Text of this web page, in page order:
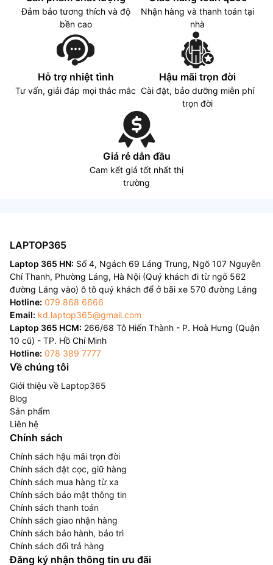
Đảm bảo tương thích và độ
bền cao
Nhận hàng và thanh toán tại
nhà
Hỗ trợ nhiệt tình
Tư vấn, giải đáp mọi thắc mắc
Hậu mãi trọn đời
Cài đặt, bảo dưỡng miễn phí
trọn đời
Giá rẻ dẫn đầu
Cam kết giá tốt nhất thị
trường
LAPTOP365
Laptop 365 HN: Số 4, Ngách 69 Láng Trung, Ngõ 107 Nguyễn
Chí Thanh, Phường Láng, Hà Nội (Quý khách đi từ ngõ 562
đường Láng vào) ô tô quý khách để ở bãi xe 570 đường Láng
Hotline: 079 868 6666
Email: kd.laptop365@gmail.com
Laptop 365 HCM: 266/68 Tô Hiến Thành - P. Hoà Hưng (Quận
10 cũ) - TP. Hồ Chí Minh
Hotline: 078 389 7777
Về chúng tôi
Giới thiệu về Laptop365
Blog
Sản phẩm
Liên hệ
Chính sách
Chính sách hậu mãi trọn đời
Chính sách đặt cọc, giữ hàng
Chính sách mua hàng từ xa
Chính sách bảo mật thông tin
Chính sách thanh toán
Chính sách giao nhận hàng
Chính sách bảo hành, bảo trì
Chính sách đổi trả hàng
Đăng ký nhận thông tin ưu đãi